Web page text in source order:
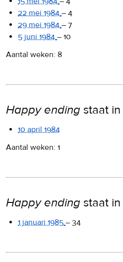
22 mei 1984 – 4
29 mei 1984 – 7
5 juni 1984 – 10
Aantal weken: 8
Happy ending staat
10 april 1984
Aantal weken: 1
Happy ending staat
1 januari 1985 – 34